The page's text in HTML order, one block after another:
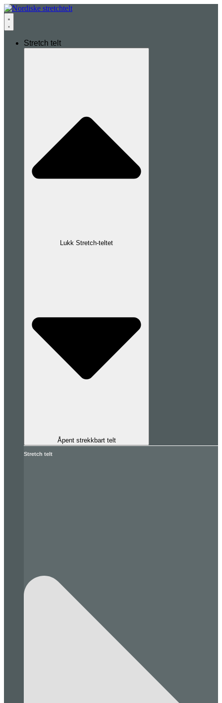
Stretch telt
Lukk Stretch-teltet
Åpent strekkbart telt
Stretch telt